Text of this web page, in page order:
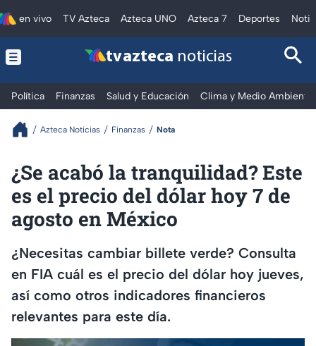
en vivo TV Azteca Azteca UNO Azteca 7 Deportes
tv azteca noticias
Política Finanzas Salud y Educación Clima y Medio Ambiente
Azteca Noticias Finanzas Nota
¿Se acabó la tranquilidad? Este
es el precio del dólar hoy 7 de
agosto en México
¿Necesitas cambiar billete verde? Consulta
en FIA cuál es el precio del dólar hoy jueves,
así como otros indicadores financieros
relevantes para este día.